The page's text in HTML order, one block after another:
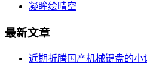
凝眸绘晴空
最新文章
近期折腾国产机械键盘的小